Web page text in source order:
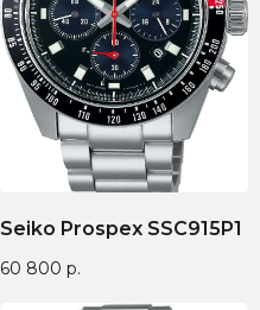
Seiko Prospex SSC915P1
60 800 р.